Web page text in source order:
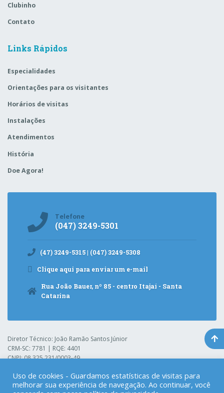
Clubinho
Contato
Links Rápidos
Especialidades
Orientações para os visitantes
Horários de visitas
Instalações
Atendimentos
História
Doe Agora!
Telefone
(047) 3249-5301
(47) 3249-5315 | (047) 3249-5308
Clique aqui para enviar um e-mail
Rua João Bauer, nº 85 - centro Itajaí - Santa
Catarina
Diretor Técnico: João Ramão Santos Júnior
CRM-SC: 7781 | RQE: 4401
CNPJ: 08.325.231/0003-49
Hospital Pequeno Anjo© 2021. Todos os direitos reservados.
Uso de cookies - Guardamos estatísticas de visitas para
melhorar sua experiência de navegação. Ao continuar, você